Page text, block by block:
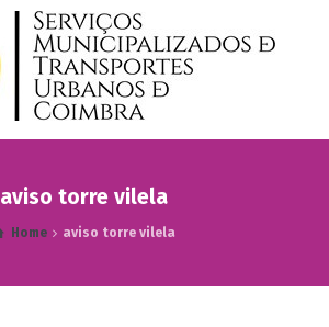
aviso torre vilela
Home aviso torre vilela